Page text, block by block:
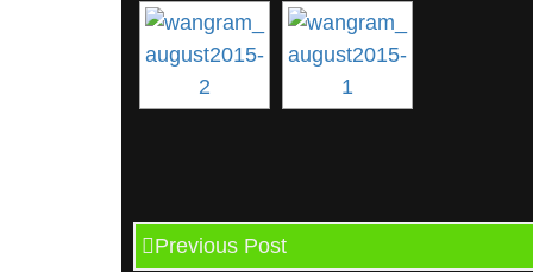
Previous Post